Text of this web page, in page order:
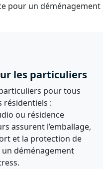
pour un déménagement
les particuliers
pour tous
résidentiels :
ou résidence
assurent l’emballage,
et la protection de
déménagement